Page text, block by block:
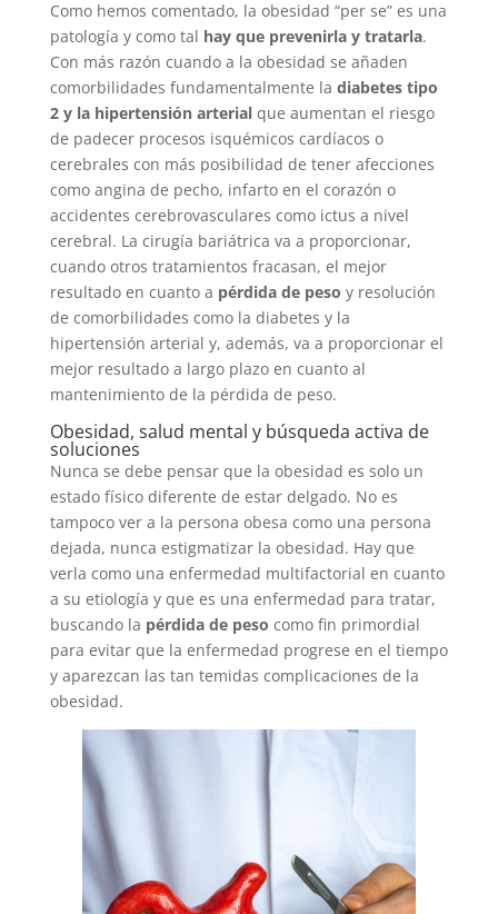
Como hemos comentado, la obesidad “per se” es una
patología y como tal hay que prevenirla y tratarla.
Con más razón cuando a la obesidad se añaden
comorbilidades fundamentalmente la diabetes tipo
2 y la hipertensión arterialque aumentan el riesgo
de padecer procesos isquémicos cardíacos o
cerebrales con más posibilidad de tener afecciones
como angina de pecho, infarto en el corazón o
accidentes cerebrovasculares como ictus a nivel
cerebral. La cirugía bariátrica va a proporcionar,
cuando otros tratamientos fracasan, el mejor
resultado en cuanto a pérdida de peso y resolución
de comorbilidades como la diabetes y la
hipertensión arterial y, además, va a proporcionar el
mejor resultado a largo plazo en cuanto al
mantenimiento de la pérdida de peso.
Obesidad, salud mental y búsqueda activa de
soluciones
Nunca se debe pensar que la obesidad es solo un
estado físico diferente de estar delgado. No es
tampoco ver a la persona obesa como una persona
dejada, nunca estigmatizar la obesidad. Hay que
verla como una enfermedad multifactorial en cuanto
a su etiología y que es una enfermedad para tratar,
buscando la pérdida de peso como fin primordial
para evitar que la enfermedad progrese en el tiempo
y aparezcan las tan temidas complicaciones de la
obesidad.